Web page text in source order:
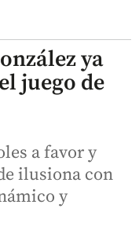
ya
juego de
a favor y
ilusiona con
y